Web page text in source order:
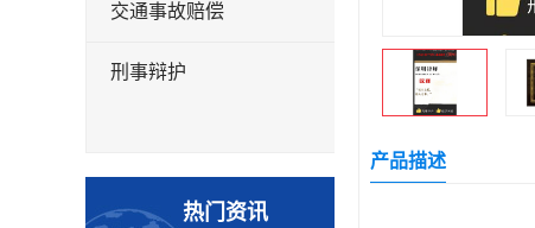
交通事故赔偿
刑事辩护
热门资讯
产品描述